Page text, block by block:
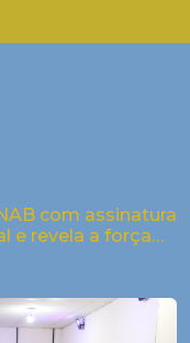
com assinatura
e revela a força